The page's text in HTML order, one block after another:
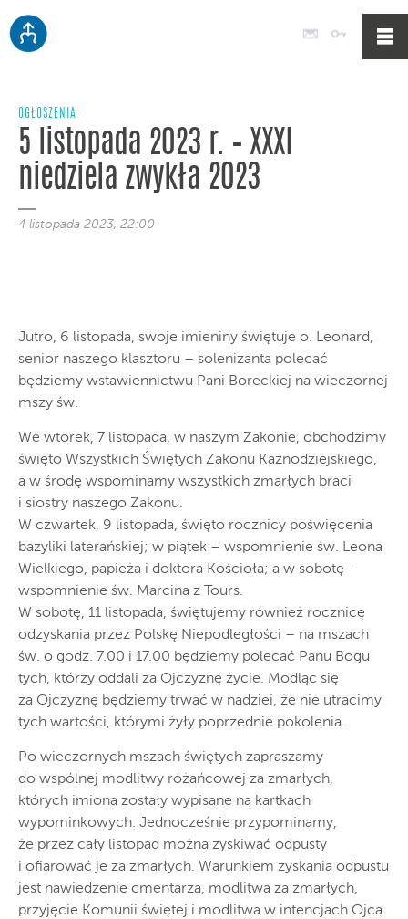
Poczta
OGŁOSZENIA
5 listopada 2023 r. – XXXI
niedziela zwykła 2023
4 listopada 2023, 22:00
Jutro, 6 listopada, swoje imieniny świętuje o. Leonard,
senior naszego klasztoru – solenizanta polecać
będziemy wstawiennictwu Pani Boreckiej na wieczornej
mszy św.
We wtorek, 7 listopada, w naszym Zakonie, obchodzimy
święto Wszystkich Świętych Zakonu Kaznodziejskiego,
a w środę wspominamy wszystkich zmarłych braci
i siostry naszego Zakonu.
W czwartek, 9 listopada, święto rocznicy poświęcenia
bazyliki laterańskiej; w piątek – wspomnienie św. Leona
Wielkiego, papieża i doktora Kościoła; a w sobotę –
wspomnienie św. Marcina z Tours.
W sobotę, 11 listopada, świętujemy również rocznicę
odzyskania przez Polskę Niepodległości – na mszach
św. o godz. 7.00 i 17.00 będziemy polecać Panu Bogu
tych, którzy oddali za Ojczyznę życie. Modląc się
za Ojczyznę będziemy trwać w nadziei, że nie utracimy
tych wartości, którymi żyły poprzednie pokolenia.
Po wieczornych mszach świętych zapraszamy
do wspólnej modlitwy różańcowej za zmarłych,
których imiona zostały wypisane na kartkach
wypominkowych. Jednocześnie przypominamy,
że przez cały listopad można zyskiwać odpusty
i ofiarować je za zmarłych. Warunkiem zyskania odpustu
jest nawiedzenie cmentarza, modlitwa za zmarłych,
przyjęcie Komunii świętej i modlitwa w intencjach Ojca